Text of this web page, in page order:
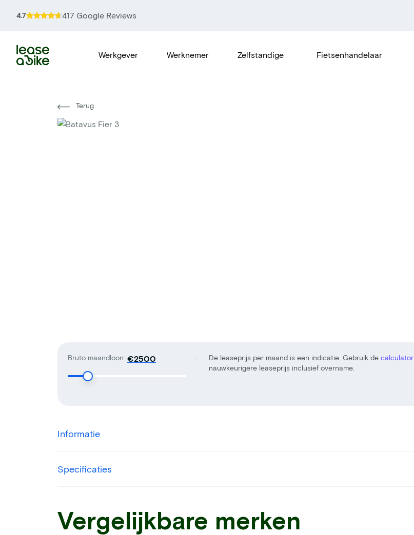
4.7 417 Google Reviews
Werkgever Werknemer Zelfstandige Fietsenhandelaar
Terug
Bruto maandloon: € De leaseprijs per maand is een indicatie. Gebruik de calculator
nauwkeurigere leaseprijs inclusief overname.
Informatie
Specificaties
Vergelijkbare merken